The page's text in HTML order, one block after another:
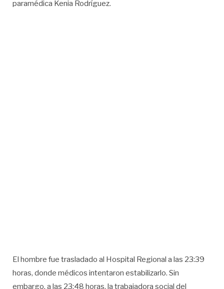
paramédica Kenia Rodríguez.
El hombre fue trasladado al Hospital Regional a las 23:39
horas, donde médicos intentaron estabilizarlo. Sin
embargo, a las 23:48 horas, la trabajadora social del